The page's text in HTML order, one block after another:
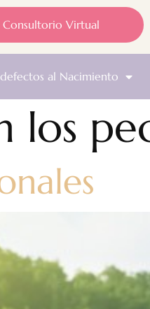
Consultorio Virtual
al Nacimiento
los